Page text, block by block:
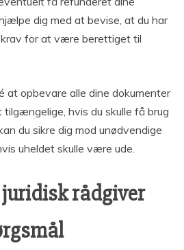
dig med at bevise, at du har
for at være berettiget til
at opbevare alle dine dokumenter
hvis du skulle få brug
du sikre dig mod unødvendige
uheldet skulle være ude.
rådgiver